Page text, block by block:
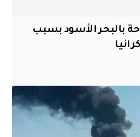
بالبحر الأسود بسبب